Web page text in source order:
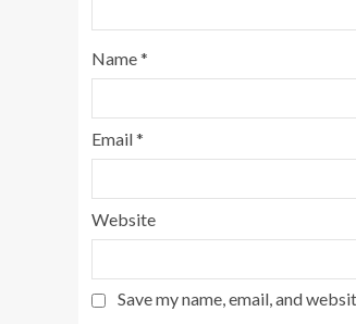
Name*
Email*
Website
Save my name, email, and